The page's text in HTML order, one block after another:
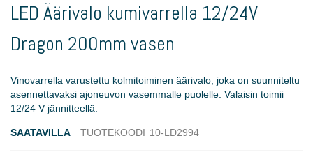
the
of
the
gallery
LED Äärivalo kumivarrella 12/24V
Dragon 200mm vasen
Vinovarrella varustettu kolmitoiminen äärivalo, joka on suunniteltu
asennettavaksi ajoneuvon vasemmalle puolelle. Valaisin toimii
12/24 V jännitteellä.
SAATAVILLA TUOTEKOODI 10-LD2994